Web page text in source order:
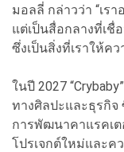
มอลลี่ กล่าวว่า “เร
แต่เป็นสื่อกลางที่เ
ซึ่งเป็นสิ่งที่เราให้ค
ในปี 2027
ทางศิลปะและธุรกิ
การพัฒนาคาแรคเต
โปรเจกต์ใหม่และค